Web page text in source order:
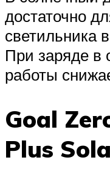
достаточно
светильника
При заряде в
работы
Goal
Plus